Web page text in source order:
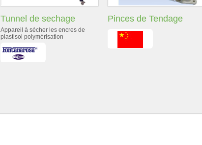
Tunnel de sechage
Appareil à sécher les encres de
plastisol polymérisation
Pinces de Tendage